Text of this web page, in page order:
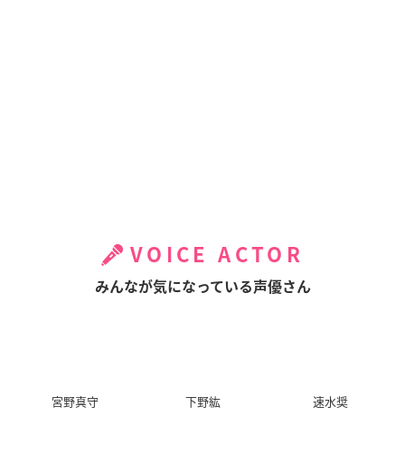
VOICE ACTOR
みんなが気になっている声優さん
宮野真守 下野紘 速水奨